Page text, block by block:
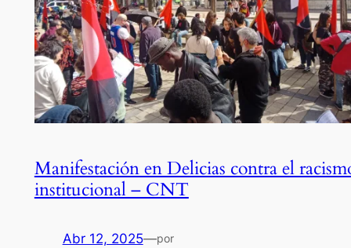
Manifestación en Delicias contra el
institucional – CNT
Abr 12, 2025—por